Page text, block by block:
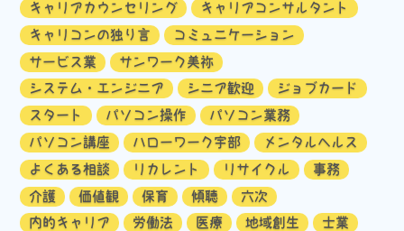
キャリアカウンセリング
キャリアコンサルタント
キャリコンの独り言
コミュニケーション
サービス業
サンワーク美祢
システム・エンジニア
シニア歓迎
ジョブカード
スタート
パソコン操作
パソコン業務
パソコン講座
ハローワーク宇部
メンタルヘルス
よくある相談
リカレント リサイクル
事務
介護
価値観 保育 傾聴
六次
内的キャリア
労働法 医療 地域創生
士業